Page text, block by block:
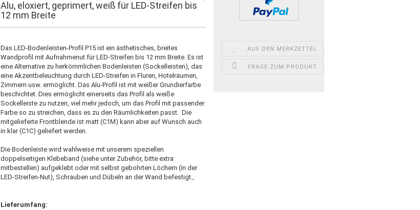
AUF DEN MERKZETTEL
FRAGE ZUM PRODUKT
Alu, eloxiert, geprimert, weiß für LED-Streifen bis
12 mm Breite
Das LED-Bodenleisten-Profil P15 ist ein ästhetisches, breites
Wandprofil mit Aufnahmenut für LED-Streifen bis 12 mm Breite. Es ist
eine Alternative zu herkömmlichen Bodenleisten (Sockelleisten), das
eine Akzentbeleuchtung durch LED-Streifen in Fluren, Hotelräumen,
Zimmern usw. ermöglicht. Das Alu-Profil ist mit weißer Grundierfarbe
beschichtet. Dies ermöglicht einerseits das Profil als weiße
Sockelleiste zu nutzen, viel mehr jedoch, um das Profil mit passender
Farbe so zu streichen, dass es zu den Räumlichkeiten passt. Die
mitgelieferte Frontblende ist matt (C1M) kann aber auf Wunsch auch
in klar (C1C) geliefert werden.
Die Bodenleiste wird wahlweise mit unserem speziellen
doppelseitigen Klebeband (siehe unter Zubehör, bitte extra
mitbestellen) aufgeklebt oder mit selbst gebohrten Löchern (in der
LED-Streifen-Nut), Schrauben und Dübeln an der Wand befestigt.,
Lieferumfang: